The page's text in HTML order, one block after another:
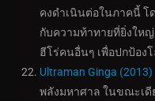
คงดำเนินต่อในภาคนี้ โ
กับความท้าทายที่ยิ่งใหญ่
ฮีโร่คนอื่นๆ เพื่อปกป้อง
Ultraman Ginga (2013)
พลังมหาศาล ในขณะเดี